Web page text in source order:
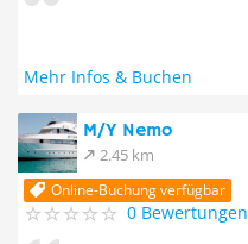
Mehr Infos & Buchen
M/Y Nemo
2.45 km
Online-Buchung verfügbar
0 Bewertungen